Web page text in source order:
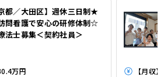
都／大田区】週休三日制★
問看護で安心の研修体制☆
法士募集＜契約社員＞
万円